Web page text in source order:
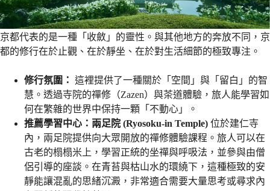
京都代表的是一種「收斂」的靈性。與其他地方的奔放不同，京
都的修行在於止觀、在於靜坐、在於對生活細節的極致專注。
修行氛圍： 這裡提供了一種關於「空間」與「留白」的智
慧。透過寺院的禪修（Zazen）與茶道體驗，旅人能學習如
何在繁雜的世界中保持一顆「不動心」。
推薦學習中心：兩足院 (Ryosoku-in Temple) 位於建仁寺
內，兩足院提供向大眾開放的禪修體驗課程。旅人可以在
古老的榻榻米上，學習正統的坐禪與呼吸法，並參與由僧
侶引導的座談。在青苔與枯山水的環繞下，這種極致的安
靜能讓混亂的思緒沉澱，非常適合需要大量思考或尋求內